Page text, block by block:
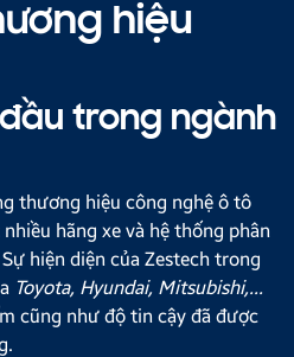
hiệu
đầu trong ngành
thương hiệu công nghệ ô tô
hãng xe và hệ thống phân
hiện diện của Zestech trong
Toyota, Hyundai, Mitsubishi,...
cũng như độ tin cậy đã được